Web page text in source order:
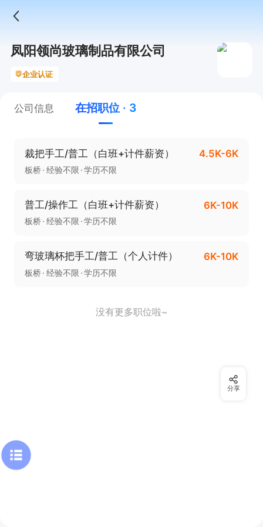
凤阳领尚玻璃制品有限公司
企业认证
公司信息 在招职位 · 3
裁把手工/普工（白班+计件薪资） 4.5K-6K
板桥 经验不限 学历不限
普工/操作工（白班+计件薪资） 6K-10K
板桥 经验不限 学历不限
弯玻璃杯把手工/普工（个人计件） 6K-10K
板桥 经验不限 学历不限
没有更多职位啦~
分享